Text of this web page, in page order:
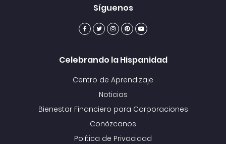
Síguenos
Celebrando la Hispanidad
Centro de Aprendizaje
Noticias
Bienestar Financiero para Corporaciones
Conózcanos
Política de Privacidad